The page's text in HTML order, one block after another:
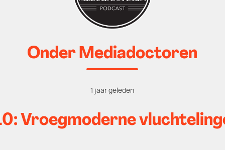
Onder Mediadoctoren
1 jaar geleden
Vroegmoderne